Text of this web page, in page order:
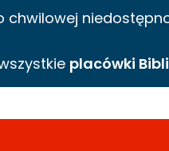
chwilowej
placówki